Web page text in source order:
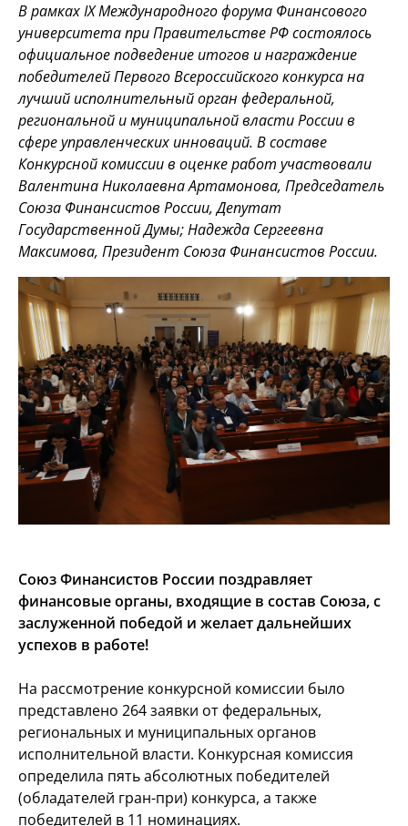
В рамках IX Международного форума Финансового
университета при Правительстве РФ состоялось
официальное подведение итогов и награждение
победителей Первого Всероссийского конкурса на
лучший исполнительный орган федеральной,
региональной и муниципальной власти России в
сфере управленческих инноваций. В составе
Конкурсной комиссии в оценке работ участвовали
Валентина Николаевна Артамонова, Председатель
Союза Финансистов России, Депутат
Государственной Думы; Надежда Сергеевна
Максимова, Президент Союза Финансистов России.
Союз Финансистов России поздравляет
финансовые органы, входящие в состав Союза, с
заслуженной победой и желает дальнейших
успехов в работе!
На рассмотрение конкурсной комиссии было
представлено 264 заявки от федеральных,
региональных и муниципальных органов
исполнительной власти. Конкурсная комиссия
определила пять абсолютных победителей
(обладателей гран-при) конкурса, а также
победителей в 11 номинациях.